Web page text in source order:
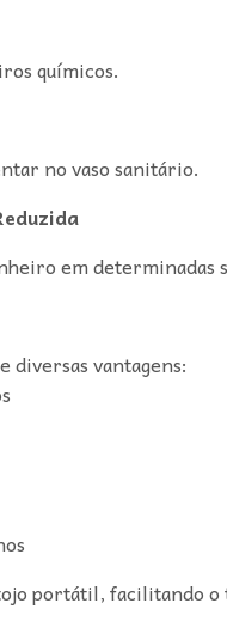
químicos.
no vaso sanitário.
em determinadas
vantagens:
portátil, facilitando